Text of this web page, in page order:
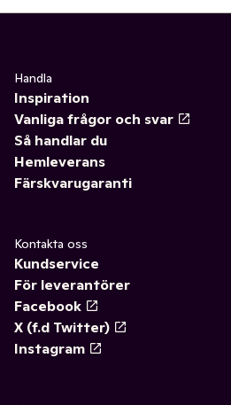
Handla
Inspiration
Vanliga frågor och svar
Så handlar du
Hemleverans
Färskvarugaranti
Kontakta oss
Kundservice
För leverantörer
Facebook
X (f.d Twitter)
Instagram